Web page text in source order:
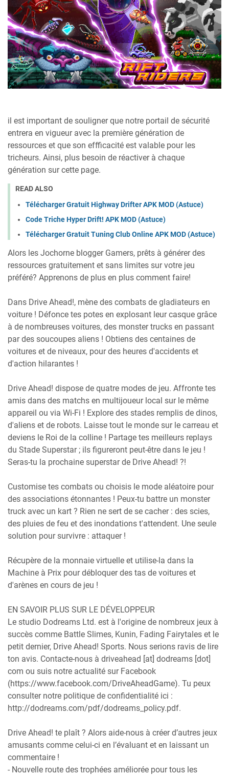
il est important de souligner que notre portail de sécurité
entrera en vigueur avec la première génération de
ressources et que son effficacité est valable pour les
tricheurs. Ainsi, plus besoin de réactiver à chaque
génération sur cette page.
READ ALSO
Télécharger Gratuit Highway Drifter APK MOD (Astuce)
Code Triche Hyper Drift! APK MOD (Astuce)
Télécharger Gratuit Tuning Club Online APK MOD (Astuce)
Alors les Jochorne blogger Gamers, prêts à générer des
ressources gratuitement et sans limites sur votre jeu
préféré? Apprenons de plus en plus comment faire!
Dans Drive Ahead!, mène des combats de gladiateurs en
voiture ! Défonce tes potes en explosant leur casque grâce
à de nombreuses voitures, des monster trucks en passant
par des soucoupes aliens ! Obtiens des centaines de
voitures et de niveaux, pour des heures d'accidents et
d'action hilarantes !
Drive Ahead! dispose de quatre modes de jeu. Affronte tes
amis dans des matchs en multijoueur local sur le même
appareil ou via Wi-Fi ! Explore des stades remplis de dinos,
d'aliens et de robots. Laisse tout le monde sur le carreau et
deviens le Roi de la colline ! Partage tes meilleurs replays
du Stade Superstar ; ils figureront peut-être dans le jeu !
Seras-tu la prochaine superstar de Drive Ahead! ?!
Customise tes combats ou choisis le mode aléatoire pour
des associations étonnantes ! Peux-tu battre un monster
truck avec un kart ? Rien ne sert de se cacher : des scies,
des pluies de feu et des inondations t'attendent. Une seule
solution pour survivre : attaquer !
Récupère de la monnaie virtuelle et utilise-la dans la
Machine à Prix pour débloquer des tas de voitures et
d'arènes en cours de jeu !
EN SAVOIR PLUS SUR LE DÉVELOPPEUR
Le studio Dodreams Ltd. est à l'origine de nombreux jeux à
succès comme Battle Slimes, Kunin, Fading Fairytales et le
petit dernier, Drive Ahead! Sports. Nous serions ravis de lire
ton avis. Contacte-nous à driveahead [at] dodreams [dot]
com ou suis notre actualité sur Facebook
(https://www.facebook.com/DriveAheadGame). Tu peux
consulter notre politique de confidentialité ici :
http://dodreams.com/pdf/dodreams_policy.pdf.
Drive Ahead! te plaît ? Alors aide-nous à créer d’autres jeux
amusants comme celui-ci en l’évaluant et en laissant un
commentaire !
- Nouvelle route des trophées améliorée pour tous les